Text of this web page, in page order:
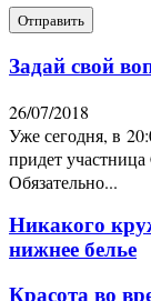
Задай свой
26/07/2018
Уже сегодня, в
придет
Обязательно...
Никакого
нижнее белье
Красота во